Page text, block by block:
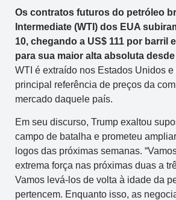
Os contratos futuros do petróleo
Intermediate (WTI) dos EUA
10, chegando a US$ 111 por barril
para sua maior alta absoluta desde
WTI é extraído nos Estados Unidos
principal referência de preços da
mercado daquele país.
Em seu discurso, Trump exaltou
campo de batalha e prometeu
logos das próximas semanas.
extrema força nas próximas duas a
Vamos levá-los de volta à idade da
pertencem. Enquanto isso, as